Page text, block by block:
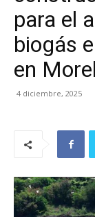
para el
biogás
en
4 diciembre, 2025